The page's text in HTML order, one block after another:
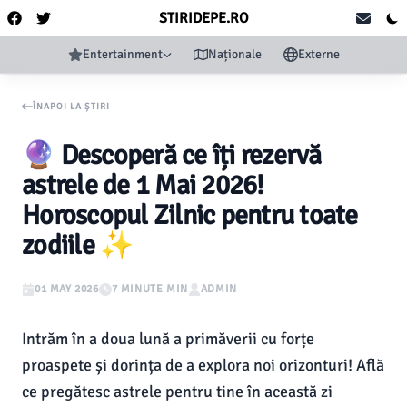
STIRIDEPE.RO
Entertainment Naționale Externe
ÎNAPOI LA ȘTIRI
🔮 Descoperă ce îți rezervă
astrele de 1 Mai 2026!
Horoscopul Zilnic pentru toate
zodiile ✨
01 MAY 2026 7 MINUTE MIN ADMIN
Intrăm în a doua lună a primăverii cu forțe
proaspete și dorința de a explora noi orizonturi! Află
ce pregătesc astrele pentru tine în această zi